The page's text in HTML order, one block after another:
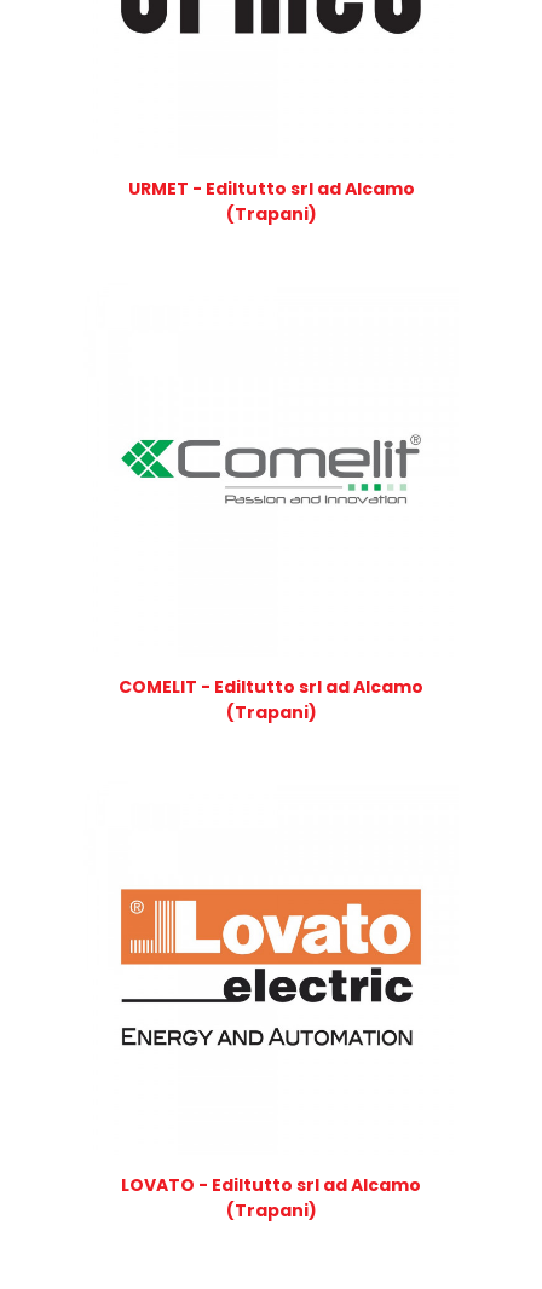
URMET - Ediltutto srl ad Alcamo
(Trapani)
COMELIT - Ediltutto srl ad Alcamo
(Trapani)
LOVATO - Ediltutto srl ad Alcamo
(Trapani)